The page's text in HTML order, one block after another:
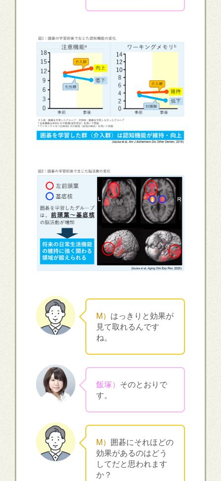
M） はっきりと効果が
見て取れるんです
ね。
飯塚） そのとおりで
す。
M） 囲碁にそれほどの
効果があるのはどう
してだと思われます
か？